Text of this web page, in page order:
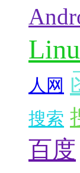
人网
搜索
百度